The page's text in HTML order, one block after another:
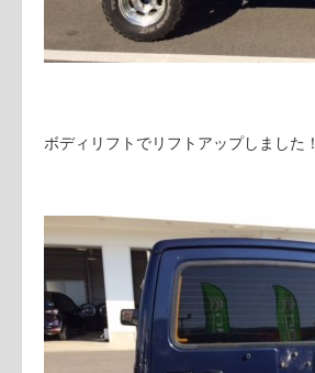
ボディリフトでリフトアップしました！